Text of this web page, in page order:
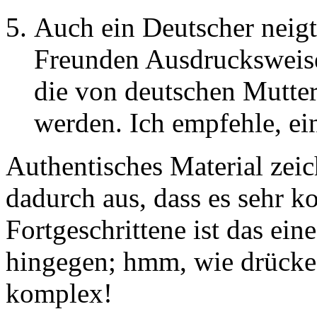
Auch ein Deutscher
Freunden
die von deutschen
werden. Ich empfehle,
Authentisches Material
dadurch aus, dass es sehr
Fortgeschrittene ist das
hingegen; hmm, wie
komplex!